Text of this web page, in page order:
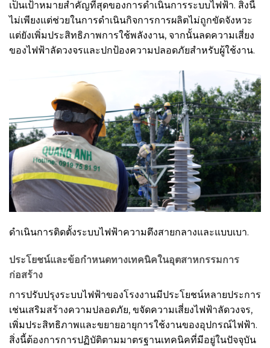
เป็นเป้าหมายสำคัญที่สุดของการดำเนินการระบบไฟฟ้า. สิ่งนี้
ไม่เพียงแต่ช่วยในการดำเนินกิจการการผลิตไม่ถูกขัดจังหวะ
แต่ยังเพิ่มประสิทธิภาพการใช้พลังงาน, จากนั้นลดความเสี่ยง
ของไฟฟ้าลัดวงจรและปกป้องความปลอดภัยสำหรับผู้ใช้งาน.
ดำเนินการติดตั้งระบบไฟฟ้าความตึงสายกลางและแบบเบา.
ประโยชน์และข้อกำหนดทางเทคนิคในอุตสาหกรรมการ
ก่อสร้าง
การปรับปรุงระบบไฟฟ้าของโรงงานมีประโยชน์หลายประการ
เช่นเสริมสร้างความปลอดภัย, ขจัดความเสี่ยงไฟฟ้าลัดวงจร,
เพิ่มประสิทธิภาพและขยายอายุการใช้งานของอุปกรณ์ไฟฟ้า.
สิ่งนี้ต้องการการปฏิบัติตามมาตรฐานเทคนิคที่มีอยู่ในปัจจุบัน